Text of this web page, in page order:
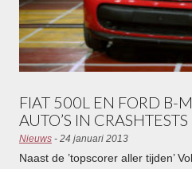
FIAT 500L EN FORD B-
AUTO’S IN
Nieuws- 24 januari 2013
Naast de ’topscorer aller tijden’